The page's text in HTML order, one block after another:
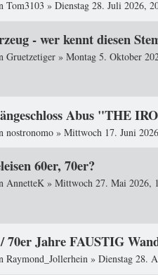
Tom3103 » Dienstag 28. Juli 2026,
- wer kennt diesen
Gruetzetiger » Montag 5. Oktober
Abus "THE
nostronomo » Mittwoch 17. Juni
60er, 70er?
AnnetteK » Mittwoch 27. Mai 2026,
70er Jahre FAUSTIG
Raymond_Jollerhein » Dienstag 28.